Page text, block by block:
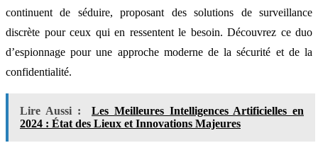
continuent de séduire, proposant des solutions de surveillance
discrète pour ceux qui en ressentent le besoin. Découvrez ce duo
d’espionnage pour une approche moderne de la sécurité et de la
confidentialité.
Lire Aussi :
Les Meilleures Intelligences Artificielles en
2024 : État des Lieux et Innovations Majeures